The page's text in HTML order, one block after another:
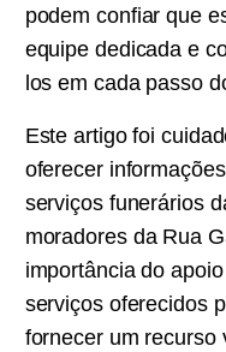
podem confiar que
equipe dedicada e
los em cada passo
Este artigo foi
oferecer
serviços funerários
moradores da Rua
importância do
serviços oferecidos
fornecer um recurso